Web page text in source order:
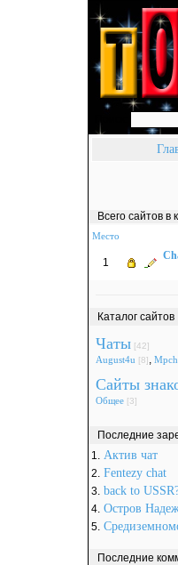
Всего сайтов в
Место
1
Каталог сайтов
Чаты [42]
August4u [8],
Сайты
Общее [3]
Последние
1. Актив чат
2. Fentezy chat
3. back to
4. Остров
5.
Последние